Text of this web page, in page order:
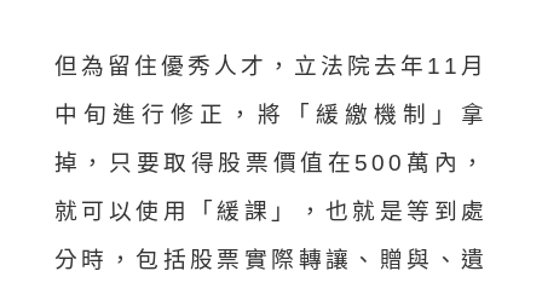
但為留住優秀人才，立法院去年11月
中旬進行修正，將「緩繳機制」拿
掉，只要取得股票價值在500萬內，
就可以使用「緩課」，也就是等到處
分時，包括股票實際轉讓、贈與、遺